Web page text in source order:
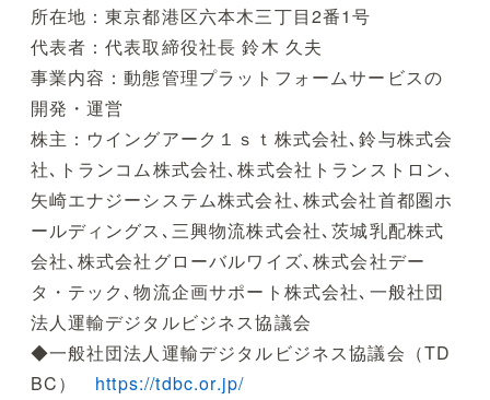
所在地：東京都港区六本木三丁目2番1号
代表者：代表取締役社長 鈴木 久夫
事業内容：動態管理プラットフォームサービスの
開発・運営
株主：ウイングアーク１ｓｔ株式会社､鈴与株式会
社､トランコム株式会社､株式会社トランストロン､
矢崎エナジーシステム株式会社､株式会社首都圏ホ
ールディングス､三興物流株式会社､茨城乳配株式
会社､株式会社グローバルワイズ､株式会社デー
タ・テック､物流企画サポート株式会社､一般社団
法人運輸デジタルビジネス協議会
◆一般社団法人運輸デジタルビジネス協議会（TD
BC） https://tdbc.or.jp/